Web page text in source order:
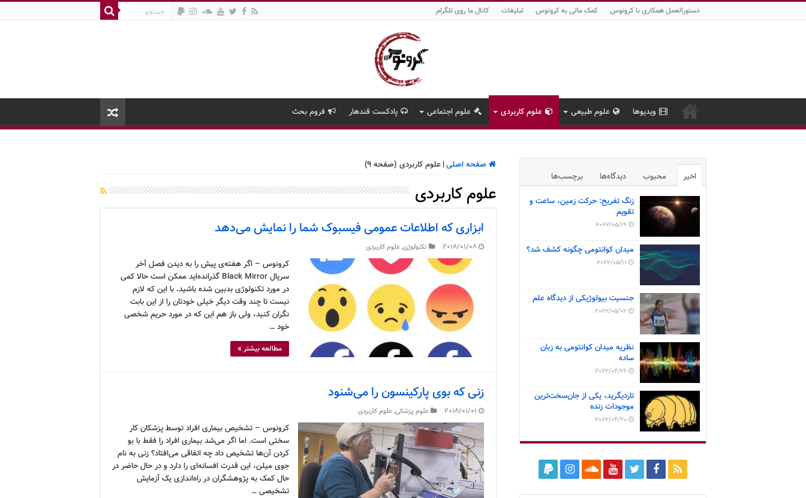
دستورالعمل همکاری با کرونوس کمک مالی به کرونوس تبلیغات کانال ما روی تلگرام
ویدیوها علوم طبیعی علوم کاربردی علوم اجتماعی پادکست قندهار فروم بحث
صفحه اصلی| علوم کاربردی (صفحه 9)
علوم کاربردی
ابزاری که اطلاعات عمومی فیسبوک شما را نمایش می‌دهد
2018/01/08 تکنولوژی,علوم کاربردی
کرونوس – اگر هفته‌ی پیش را به دیدن فصل آخر
سریال Black Mirror گذرانده‌اید ممکن است حالا کمی
در مورد تکنولوژی بدبین شده باشید. با این که لازم
نیست تا چند وقت دیگر خیلی خودتان را از این بابت
نگران کنید، ولی باز هم این که در مورد حریم شخصی
خود …
مطالعه بیشتر »
زنی که بوی پارکینسون را می‌شنود
2018/01/01 علوم پزشکی,علوم کاربردی
کرونوس – تشخیص بیماری افراد توسط پزشکان کار
سختی است. اما اگر می‌شد بیماری افراد را فقط با بو
کردن آن‌ها تشخیص داد چه اتفاقی می‌افتاد؟ زنی به نام
جوی میلن، این قدرت افسانه‌ای را دارد و در حال حاضر در
حال کمک به پژوهشگران در راه‌اندازی یک آزمایش
تشخیصی …
اخیر محبوب دیدگاه‌ها برچسب‌ها
زنگ تفریح: حرکت زمین، ساعت و
تقویم
2022/05/19
میدان کوانتومی چگونه کشف شد؟
2022/05/11
جنسیت بیولوژیکی از دیدگاه علم
2022/05/02
نظریه میدان کوانتومی به زبان
ساده
2022/04/26
تاردیگرید، یکی از جان‌سخت‌ترین
موجودات زنده
2022/04/20